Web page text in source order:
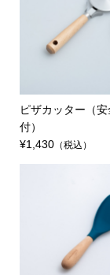
ピザカッター（安
付）
¥1,430（税込）